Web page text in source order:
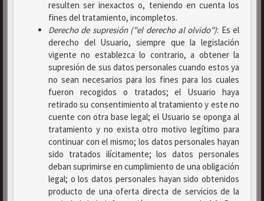
resulten ser inexactos o, teniendo en cuenta los
fines del tratamiento, incompletos.
Derecho de supresión ("el derecho al olvido"): Es el
derecho del Usuario, siempre que la legislación
vigente no establezca lo contrario, a obtener la
supresión de sus datos personales cuando estos ya
no sean necesarios para los fines para los cuales
fueron recogidos o tratados; el Usuario haya
retirado su consentimiento al tratamiento y este no
cuente con otra base legal; el Usuario se oponga al
tratamiento y no exista otro motivo legítimo para
continuar con el mismo; los datos personales hayan
sido tratados ilícitamente; los datos personales
deban suprimirse en cumplimiento de una obligación
legal; o los datos personales hayan sido obtenidos
producto de una oferta directa de servicios de la